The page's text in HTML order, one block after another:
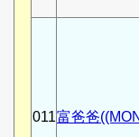
011富爸爸